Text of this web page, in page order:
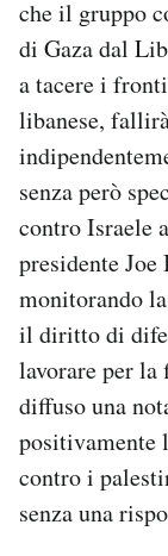
che il gruppo
di Gaza dal
a tacere i
libanese,
senza però
contro Israele
presidente
monitorando
il diritto di
lavorare per la
diffuso una
positivamente
contro i
senza una